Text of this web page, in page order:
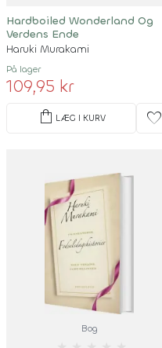
Hardboiled Wonderland Og
Verdens Ende
Haruki Murakami
På lager
109,95 kr
shopping_bag LÆG I KURV favorite
Bog